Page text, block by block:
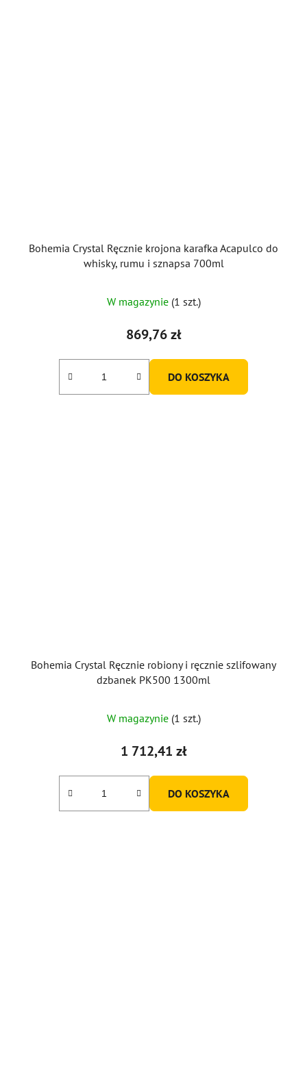
Bohemia Crystal Ręcznie krojona karafka Acapulco do
whisky, rumu i sznapsa 700ml
W magazynie (1 szt.)
869,76 zł
DO KOSZYKA
Bohemia Crystal Ręcznie robiony i ręcznie szlifowany
dzbanek PK500 1300ml
W magazynie (1 szt.)
1 712,41 zł
DO KOSZYKA